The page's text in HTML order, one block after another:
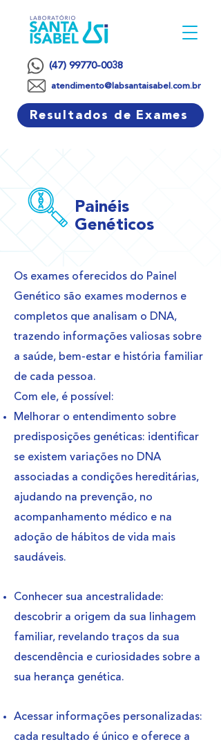
(47) 99770-0038
atendimento@labsantaisabel.com.br
Resultados de Exames
Painéis
Genéticos
Os exames oferecidos do Painel
Genético são exames modernos e
completos que analisam o DNA,
trazendo informações valiosas sobre
a saúde, bem-estar e história familiar
de cada pessoa.
Com ele, é possível:
Melhorar o entendimento sobre
predisposições genéticas: identificar
se existem variações no DNA
associadas a condições hereditárias,
ajudando na prevenção, no
acompanhamento médico e na
adoção de hábitos de vida mais
saudáveis.
Conhecer sua ancestralidade:
descobrir a origem da sua linhagem
familiar, revelando traços da sua
descendência e curiosidades sobre a
sua herança genética.
Acessar informações personalizadas:
cada resultado é único e oferece a